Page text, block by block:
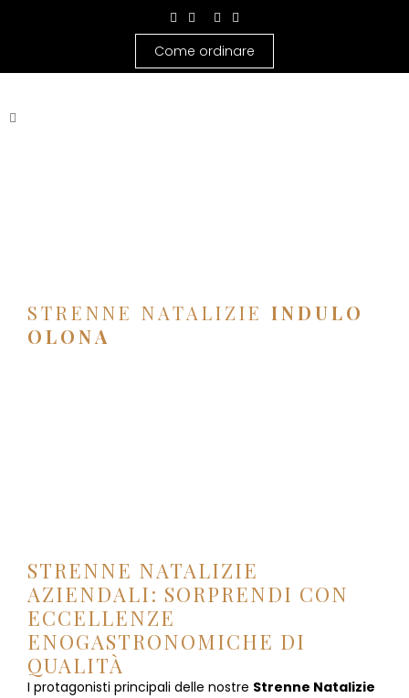
Come ordinare
STRENNE NATALIZIE INDULO
OLONA
STRENNE NATALIZIE
AZIENDALI: SORPRENDI CON
ECCELLENZE
ENOGASTRONOMICHE DI
QUALITÀ
I protagonisti principali delle nostre Strenne Natalizie